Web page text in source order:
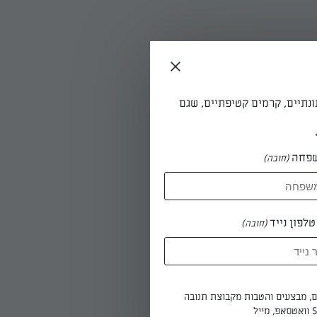
קרמים קטיפתיים, שגם
(חובה)
נייד(חובה)
מבצעים והטבות מקבוצת תנובה